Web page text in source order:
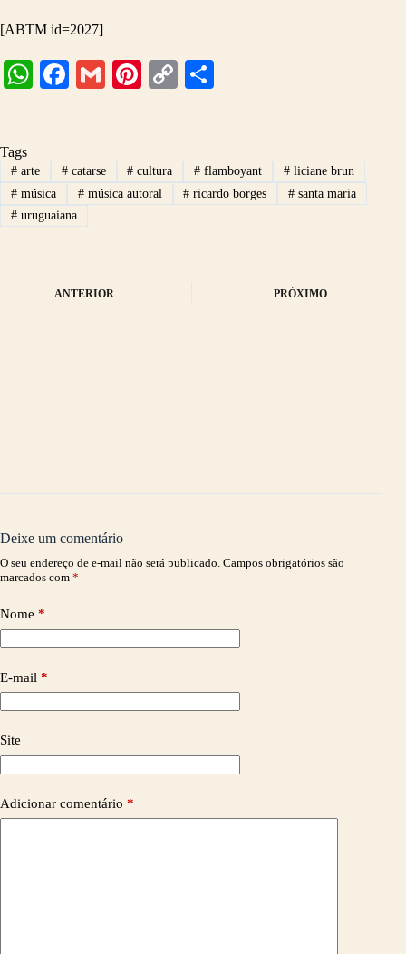
[ABTM id=2027]
W
A
pp
Fa
ok
G
Pi
es
t
C
Li
nk
Tags
#arte #catarse # cultura # flamboyant # liciane brun
#música #música autoral # ricardo borges # santa maria
#uruguaiana
ANTERIOR PRÓXIMO
Deixe um comentário
O seu endereço de e-mail não será publicado. Campos obrigatórios são
marcados com *
Nome *
E-mail *
Site
Adicionar comentário *